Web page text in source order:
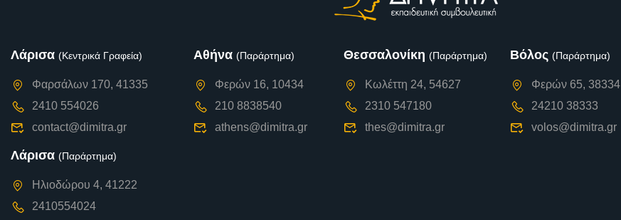
Λάρισα (Κεντρικά Γραφεία)
Φαρσάλων 170, 41335
2410 554026
contact@dimitra.gr
Λάρισα (Παράρτημα)
Ηλιοδώρου 4, 41222
2410554024
Αθήνα (Παράρτημα)
Φερών 16, 10434
210 8838540
athens@dimitra.gr
Θεσσαλονίκη (Παράρτημα)
Κωλέττη 24, 54627
2310 547180
thes@dimitra.gr
Βόλος (Παράρτημα)
Φερών 65, 38334
24210 38333
volos@dimitra.gr